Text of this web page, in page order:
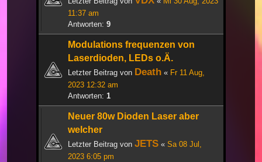
11:37 am
Antworten: 9
Modulations frequenzen von
Laserdioden, LEDs o.Ä.
Letzter Beitrag von Death « Fr 11 Aug,
2023 12:32 am
Antworten: 1
Neuer 80w Dioden Laser aber
welcher
Letzter Beitrag von JETS « Sa 08 Jul,
2023 6:05 pm